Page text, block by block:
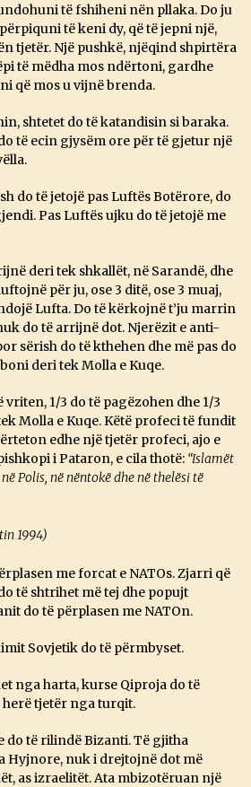
të fshiheni nën pllaka. Do ju
të keni dy, që të jepni një,
tjetër. Një pushkë, njëqind shpirtëra
të mëdha mos ndërtoni, gardhe
që mos u vijnë brenda.
shtetet do të katandisin si baraka.
të ecin gjysëm ore për të gjetur një
do të jetojë pas Luftës Botërore, do
Pas Luftës ujku do të jetojë me
deri tek shkallët, në Sarandë, dhe
për ju, ose 3 ditë, ose 3 muaj,
Lufta. Do të kërkojnë t’ju marrin
do të arrijnë dot. Njerëzit e anti-
sërish do të kthehen dhe më pas do
deri tek Molla e Kuqe.
vriten, 1/3 do të pagëzohen dhe 1/3
Molla e Kuqe. Këtë profeci të fundit
edhe një tjetër profeci, ajo e
i Pataron, e cila thotë: “Islamët
Polis, në nëntokë dhe në thelësi të
1994)
me forcat e NATOs. Zjarri që
të shtrihet më tej dhe popujt
do të përplasen me NATOn.
Sovjetik do të përmbyset.
nga harta, kurse Qiproja do të
tjetër nga turqit.
do të rilindë Bizanti. Të gjitha
Hyjnore, nuk i drejtojnë dot më
as izraelitët. Ata mbizotëruan një